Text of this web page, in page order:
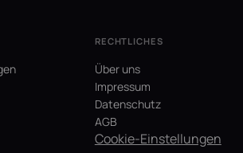
RECHTLICHES
Über uns
Impressum
Datenschutz
AGB
Cookie-Einstellungen